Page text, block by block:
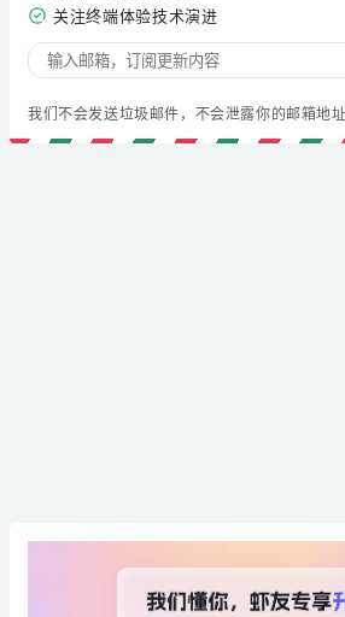
关注终端体验技术演进
我们不会发送垃圾邮件，不会泄露你的邮箱地